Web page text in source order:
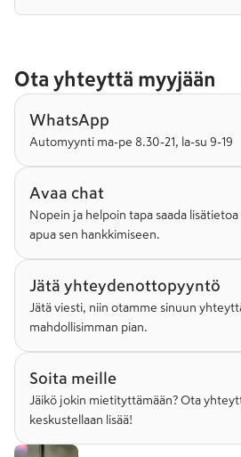
Ota yhteyttä myyjään
WhatsApp
Automyynti ma-pe 8.30-21, la-su 9-19
Avaa chat
Nopein ja helpoin tapa saada
apua sen hankkimiseen.
Jätä yhteydenottopyyntö
Jätä viesti, niin otamme sinuun
mahdollisimman pian.
Soita meille
Jäikö jokin mietityttämään? Ota
keskustellaan lisää!